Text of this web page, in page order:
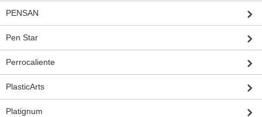
PENSAN
Pen Star
Perrocaliente
PlasticArts
Platignum